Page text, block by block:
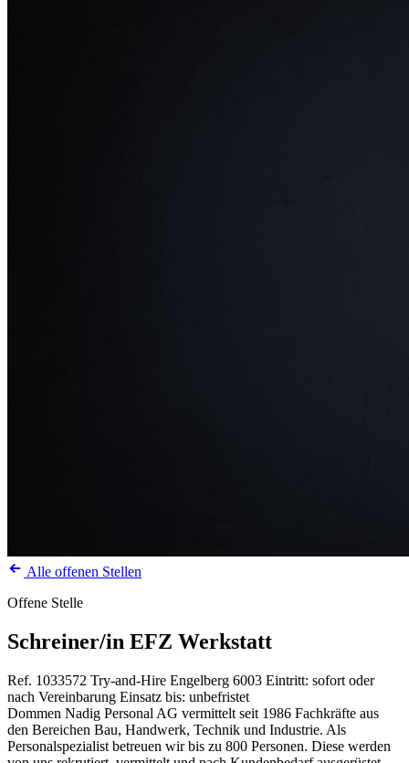
Alle offenen Stellen
Offene Stelle
Schreiner/in EFZ Werkstatt
Ref. 1033572 Try-and-Hire Engelberg 6003 Eintritt: sofort oder
nach Vereinbarung Einsatz bis: unbefristet
Dommen Nadig Personal AG vermittelt seit 1986 Fachkräfte aus
den Bereichen Bau, Handwerk, Technik und Industrie. Als
Personalspezialist betreuen wir bis zu 800 Personen. Diese werden